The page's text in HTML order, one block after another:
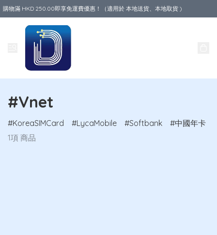
購物滿 HKD 250.00即享免運費優惠！（適用於 本地送貨、本地取貨 )
#Vnet
KoreaSIMCard LycaMobile Softbank
中國年卡
1項 商品